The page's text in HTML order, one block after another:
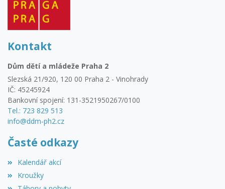
Kontakt
Dům dětí a mládeže Praha 2
Slezská 21/920, 120 00 Praha 2 - Vinohrady
IČ: 45245924
Bankovní spojení: 131-3521950267/0100
Tel.: 723 829 513
info@ddm-ph2.cz
Časté odkazy
Kalendář akcí
Kroužky